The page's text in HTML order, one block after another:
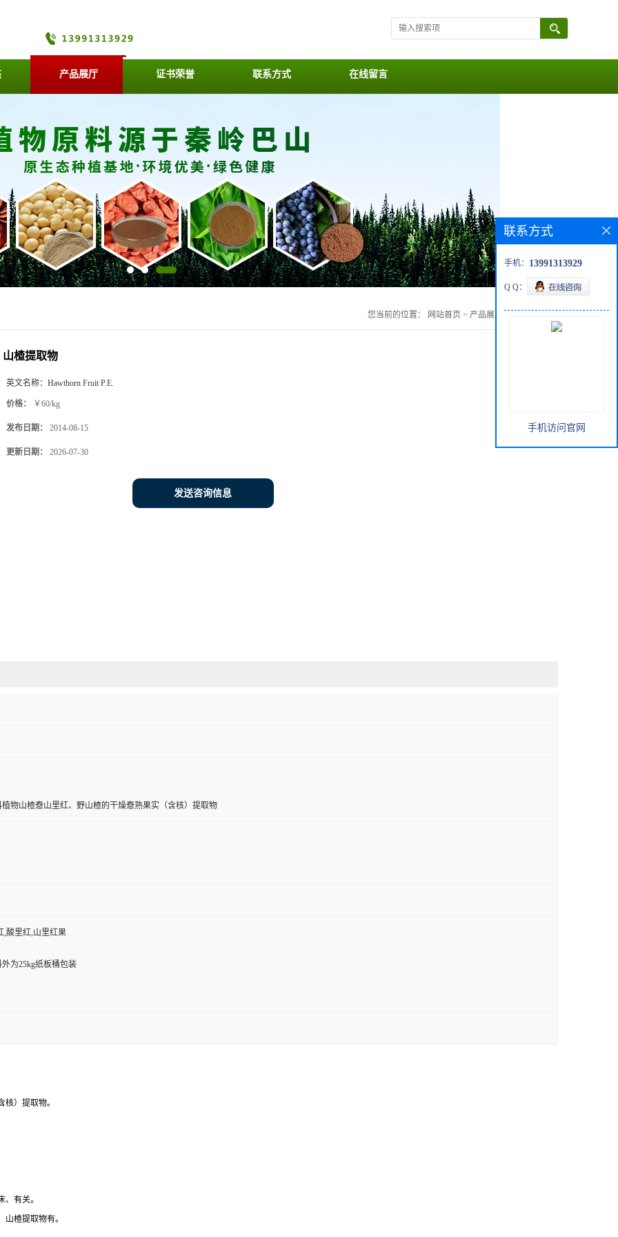
产品展厅 证书荣誉 联系方式 在线留言
您当前的位置： 网站首页 > 产品展厅
山楂提取物
英文名称： Hawthorn Fruit P.E.
价格： ￥60/kg
发布日期： 2014-08-15
更新日期： 2026-07-30
发送咨询信息
物山楂憃山里红、野山楂的干燥憃熟果实（含核）提取物
,酸里红,山里红果
为25kg纸板桶包装
）提取物。
有关。
楂提取物有。
联系方式
手机： 13991313929
Q Q：
手机访问官网